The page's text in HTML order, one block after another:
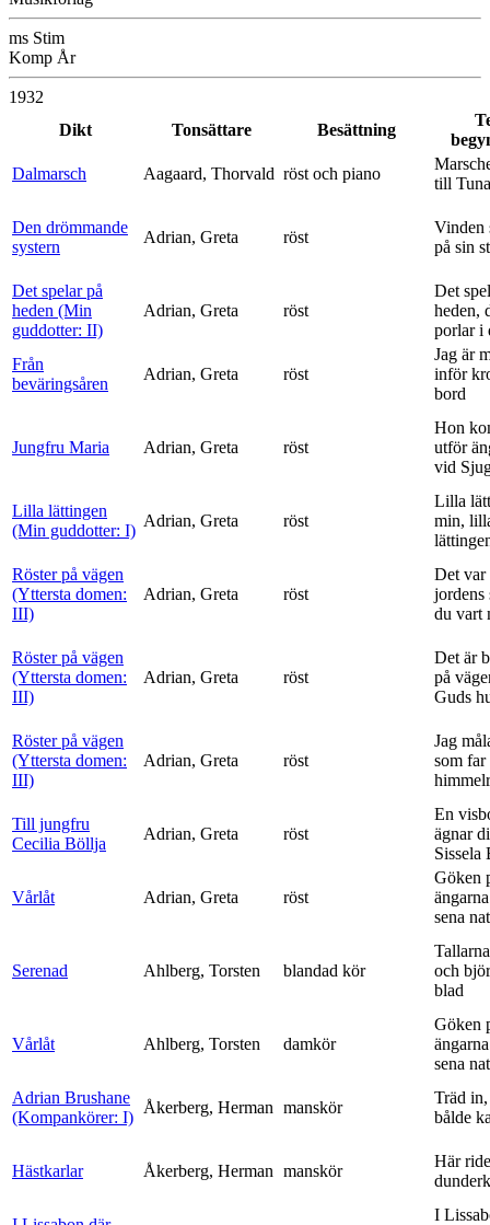
ms Stim
Komp År
1932
Dikt
Tonsättare Besättning
Dalmarsch
Aagaard, Thorvald röst och piano
till Tuna
Den drömmande
systern
Adrian, Greta röst
Vinden
på sin
Det spelar på
heden (Min
guddotter: II)
Adrian, Greta röst
Det
heden,
porlar i
Från
beväringsåren
Adrian, Greta röst
Jag är
inför
bord
Jungfru Maria Adrian, Greta röst
Hon
utför
vid
Lilla lättingen
(Min guddotter: I)
Adrian, Greta röst
Lilla
min,
Röster på vägen
(Yttersta domen:
III)
Adrian, Greta röst
Det var
jordens
du vart
Röster på vägen
(Yttersta domen:
III)
Adrian, Greta röst
Det är
på
Guds
Röster på vägen
(Yttersta domen:
III)
Adrian, Greta röst
Jag
som
Till jungfru
Cecilia Böllja
Adrian, Greta röst
En
ägnar
Sissela
Vårlåt Adrian, Greta röst
Göken
sena
Serenad Ahlberg, Torsten blandad kör
och
blad
Vårlåt Ahlberg, Torsten damkör
Göken
sena
Adrian Brushane
(Kompankörer: I)
Åkerberg, Herman manskör
Träd
bålde
Hästkarlar Åkerberg, Herman manskör
Här
I